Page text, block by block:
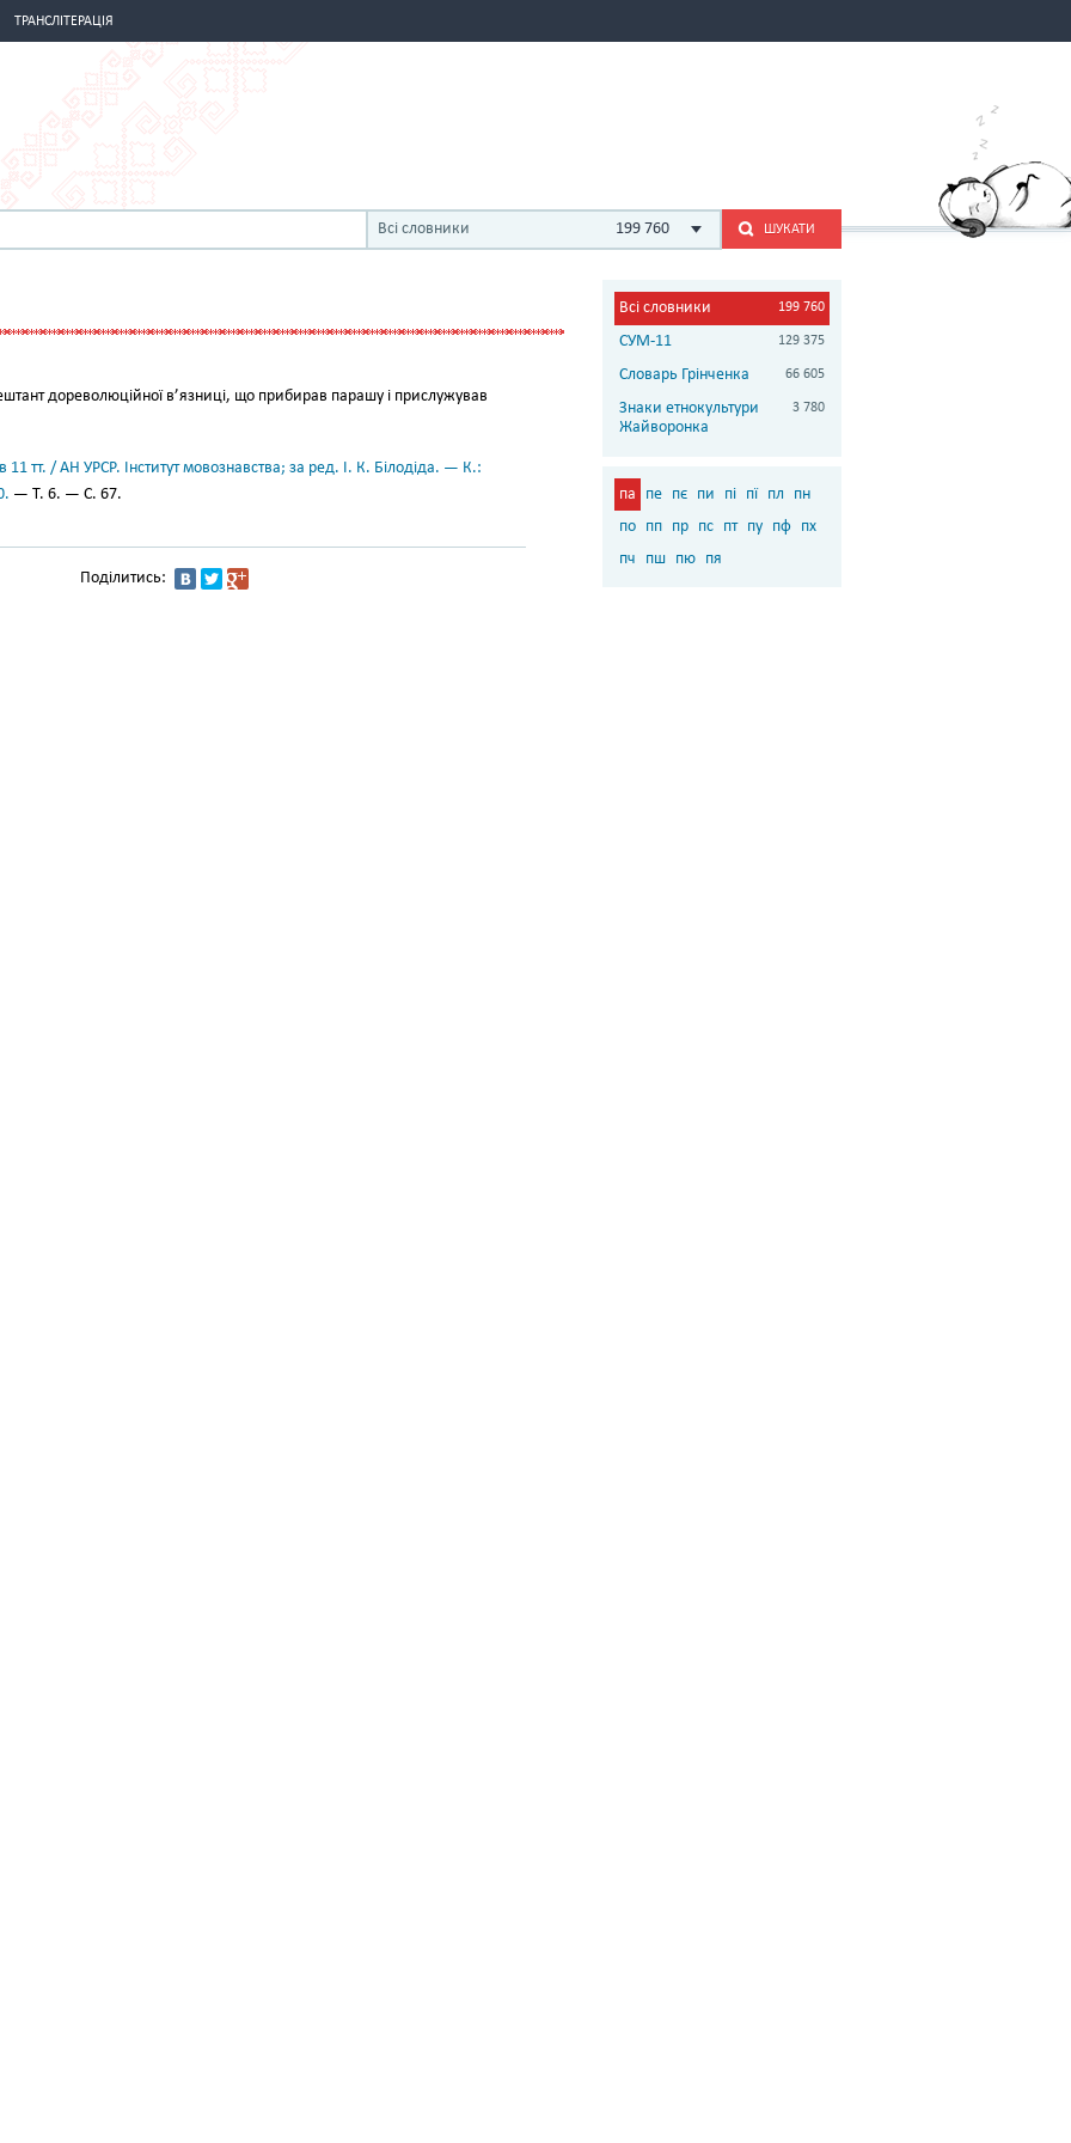
ТРАНСЛІТЕРАЦІЯ
Всі словники 199 760 ШУКАТИ
дореволюційної в’язниці, що прибирав парашу і прислужував
11 тт. / АН УРСР. Інститут мовознавства; за ред. І. К. Білодіда. — К.:
— Т. 6. — С. 67.
Поділитись:
Всі словники 199 760
СУМ-11 129 375
Словарь Грінченка 66 605
Знаки етнокультури
Жайворонка
3 780
па пе пє пи пі пї пл
пн
по пп пр пс пт пу пф пх
пч
пш пю пя